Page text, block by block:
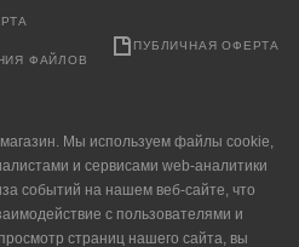
ФАЙЛОВ
ПУБЛИЧНАЯ ОФЕРТА
Мы используем файлы cookie,
и сервисами web-аналитики
событий на нашем веб-сайте, что
с пользователями и
страниц нашего сайта, вы